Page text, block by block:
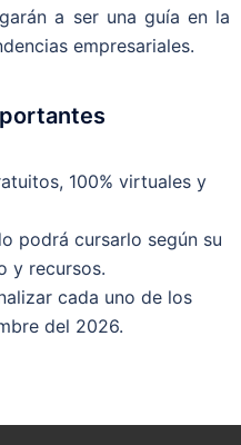
a ser una guía en la
empresariales.
100% virtuales y
podrá cursarlo según su
y recursos.
cada uno de los
del 2026.